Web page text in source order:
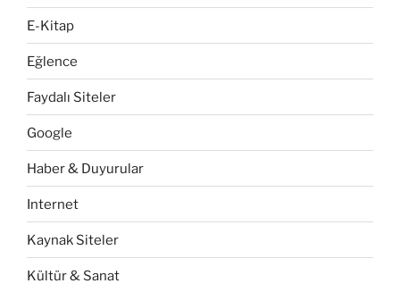
E-Kitap
Eğlence
Faydalı Siteler
Google
Haber & Duyurular
Internet
Kaynak Siteler
Kültür & Sanat